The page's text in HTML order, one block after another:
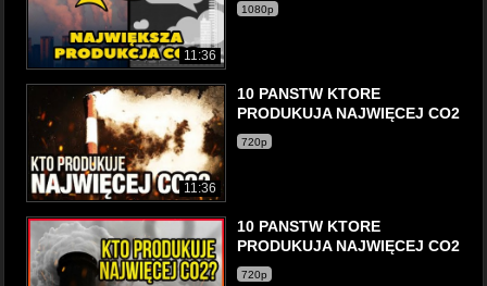
11:36
1080p
11:36
10 PANSTW KTORE
PRODUKUJA NAJWIĘCEJ CO2
720p
10 PANSTW KTORE
PRODUKUJA NAJWIĘCEJ CO2
720p